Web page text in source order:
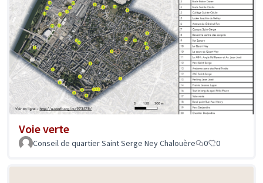
Voie verte
Conseil de quartier Saint Serge Ney Chalouère 0 0